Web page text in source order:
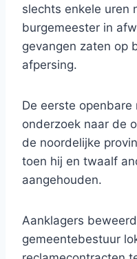
slechts enkele uren
burgemeester in
gevangen zaten op
afpersing.
De eerste
onderzoek naar de
de noordelijke
toen hij en twaalf
aangehouden.
Aanklagers
gemeentebestuur